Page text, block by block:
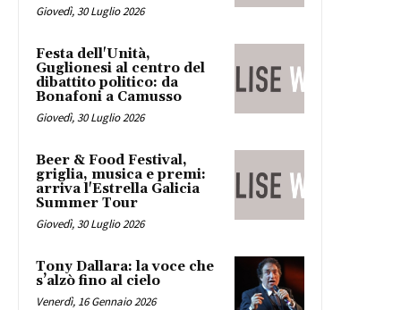
Giovedì, 30 Luglio 2026
Festa dell'Unità,
Guglionesi al centro del
dibattito politico: da
Bonafoni a Camusso
Giovedì, 30 Luglio 2026
Beer & Food Festival,
griglia, musica e premi:
arriva l'Estrella Galicia
Summer Tour
Giovedì, 30 Luglio 2026
Tony Dallara: la voce che
s’alzò fino al cielo
Venerdì, 16 Gennaio 2026